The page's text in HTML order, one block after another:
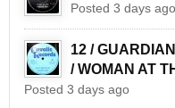
Posted 3 days ago
12 /
/ WOMAN AT
Posted 3 days ago